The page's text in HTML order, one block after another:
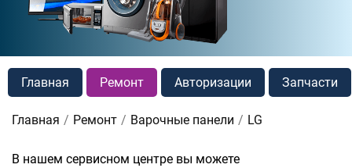
Главная Ремонт Авторизации Запчасти
Главная Ремонт Варочные панели LG
В нашем сервисном центре вы можете